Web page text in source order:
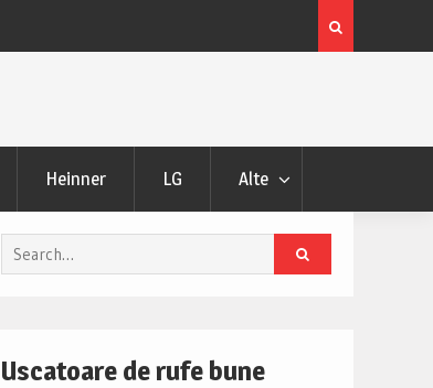
Uscator de rufe Samsung DV90DG52A0AHLE Review
Pareri
Heinner LG Alte
Search
for:
Uscatoare de rufe bune